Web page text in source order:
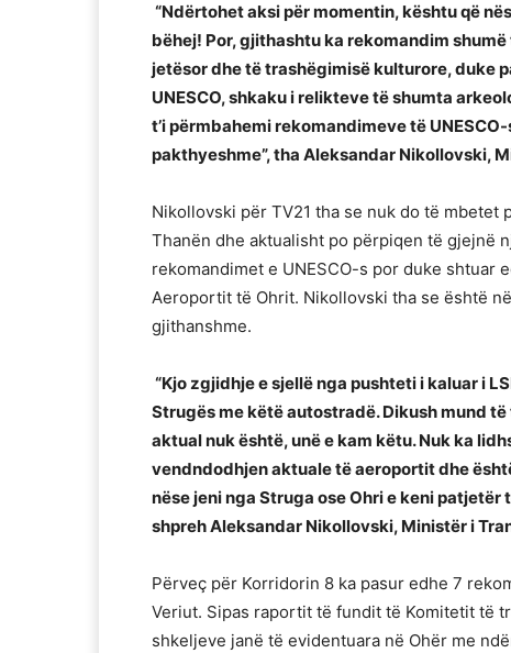
“Ndërtohet aksi për momentin, kështu që
bëhej! Por, gjithashtu ka rekomandim
jetësor dhe të trashëgimisë kulturore, duke
UNESCO, shkaku i relikteve të shumta
t’i përmbahemi rekomandimeve të
pakthyeshme”, tha Aleksandar Nikollovski,
Nikollovski për TV21 tha se nuk do të
Thanën dhe aktualisht po përpiqen të gjejnë
rekomandimet e UNESCO-s por duke shtuar
Aeroportit të Ohrit. Nikollovski tha se është
gjithanshme.
“Kjo zgjidhje e sjellë nga pushteti i kaluar i
Strugës me këtë autostradë. Dikush mund
aktual nuk është, unë e kam këtu. Nuk ka
vendndodhjen aktuale të aeroportit dhe
nëse jeni nga Struga ose Ohri e keni
shpreh Aleksandar Nikollovski, Ministër i
Përveç për Korridorin 8 ka pasur edhe 7
Veriut. Sipas raportit të fundit të Komitetit të
shkeljeve janë të evidentuara në Ohër me